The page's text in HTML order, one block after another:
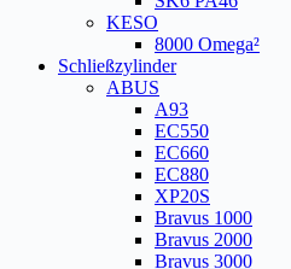
KESO
8000 Omega²
Schließzylinder
ABUS
A93
EC550
EC660
EC880
XP20S
Bravus 1000
Bravus 2000
Bravus 3000